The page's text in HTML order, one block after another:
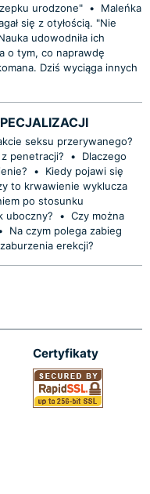
urodzone" •
Maleńka
się z otyłością. "Nie
udowodniła ich
o tym, co naprawdę
Dziś wyciąga innych
seksu przerywanego?
penetracji? •
Dlaczego
•
Kiedy pojawi się
to krwawienie wyklucza
po stosunku
uboczny? • Czy można
Na czym polega zabieg
erekcji?
Certyfikaty